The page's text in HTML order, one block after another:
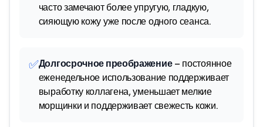
часто замечают более упругую, гладкую,
сияющую кожу уже после одного сеанса.
✅Долгосрочное преображение– постоянное
еженедельное использование поддерживает
выработку коллагена, уменьшает мелкие
морщинки и поддерживает свежесть кожи.